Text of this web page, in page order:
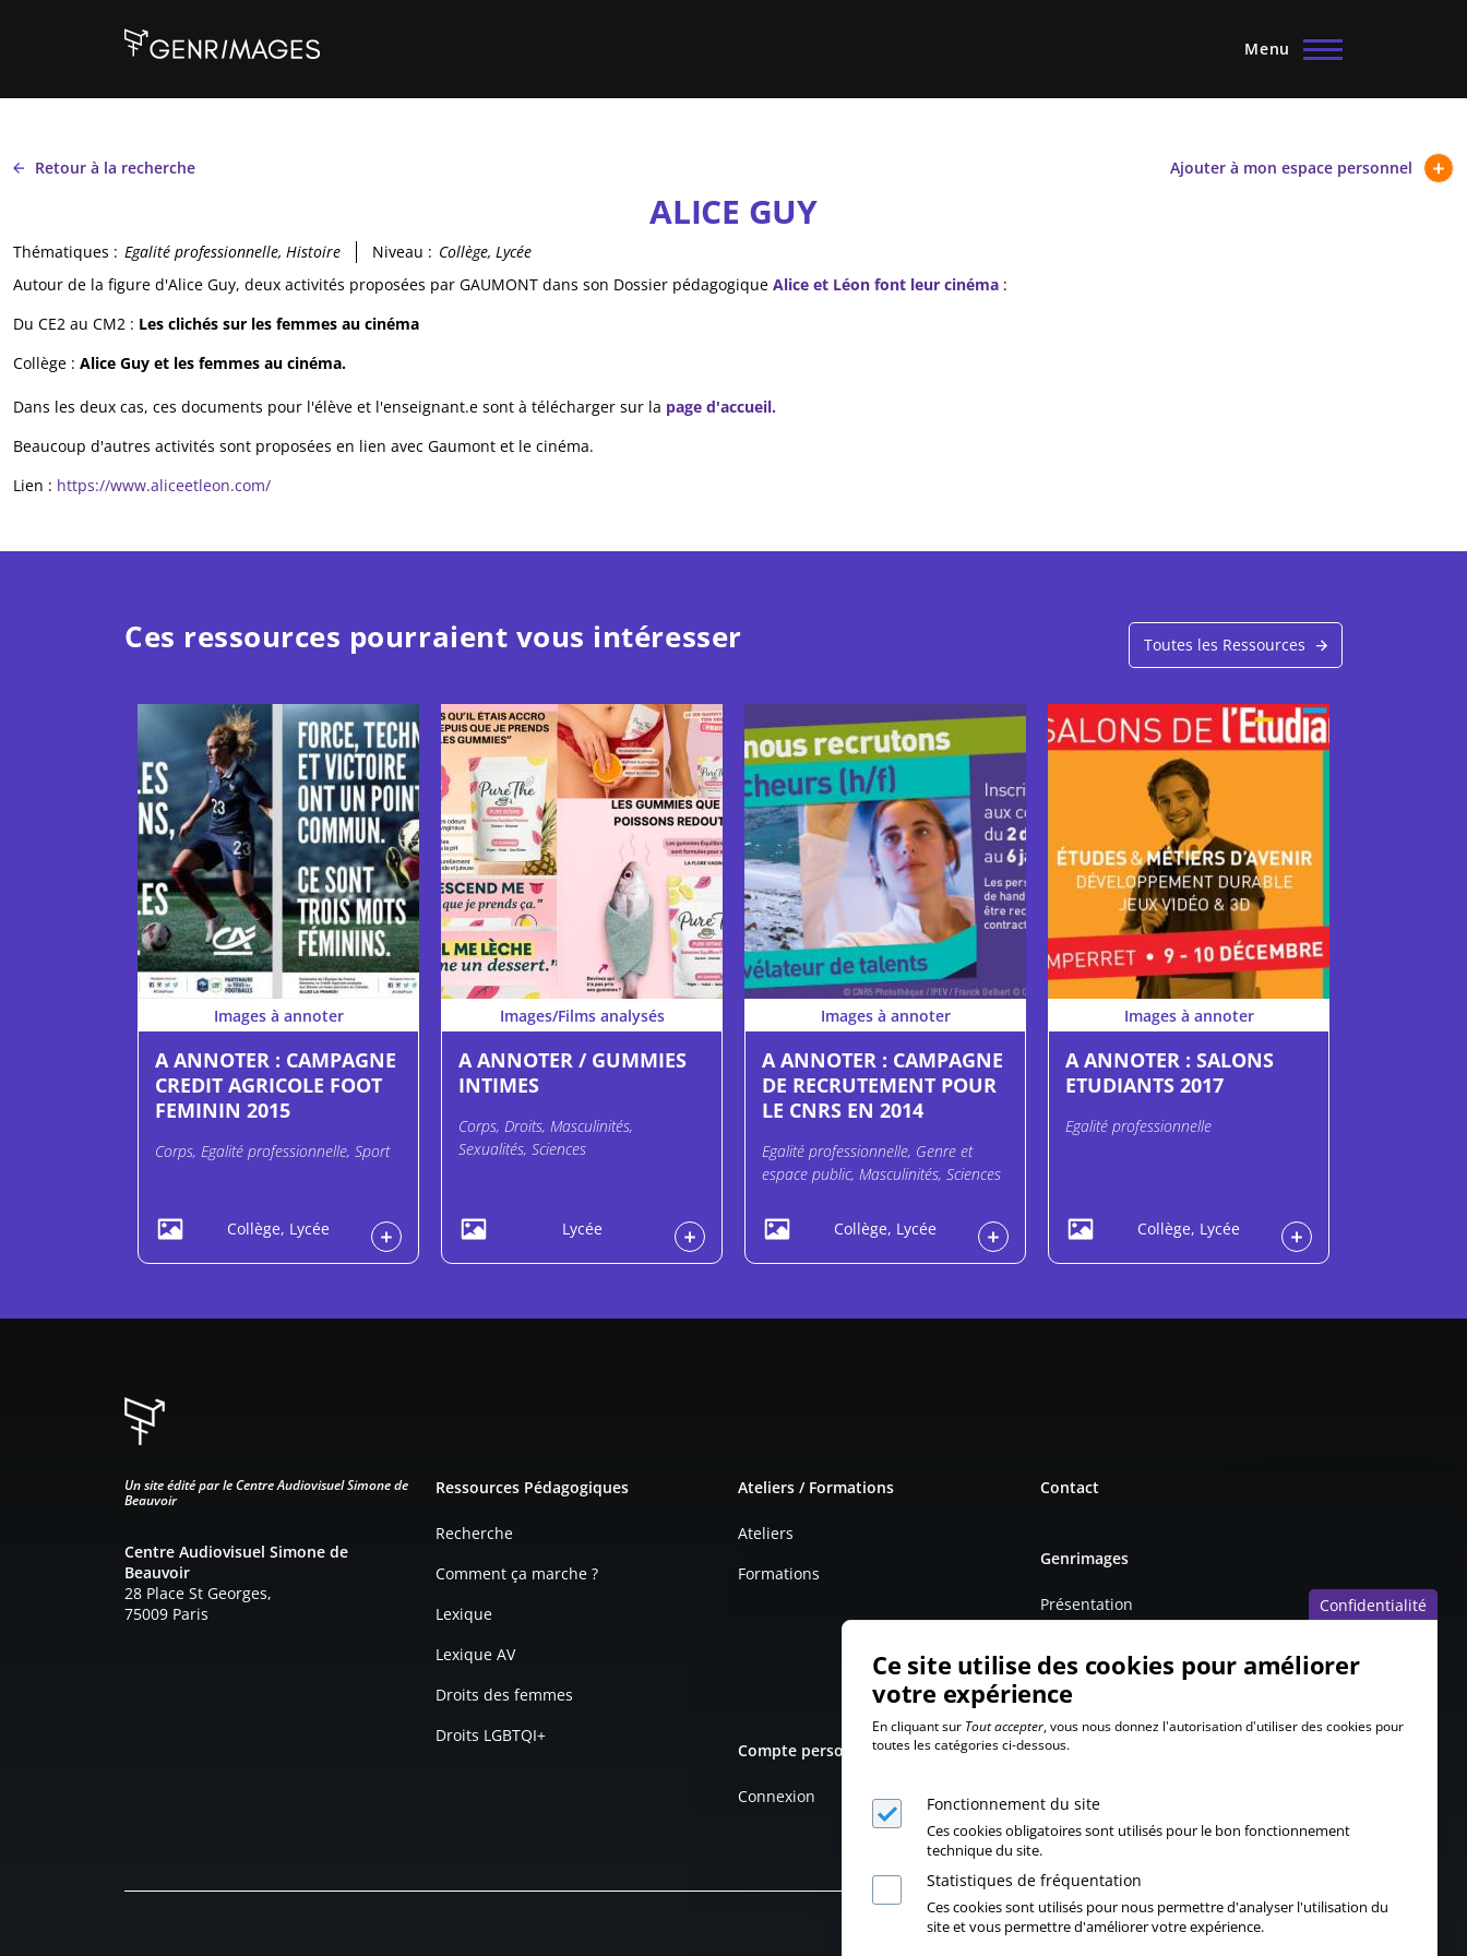
Menu
Retour à la recherche Ajouter à mon espace personnel
ALICE GUY
Thématiques : Egalité professionnelle, Histoire Niveau : Collège, Lycée
Autour de la figure d'Alice Guy, deux activités proposées par GAUMONT dans son Dossier pédagogique Alice et Léon font leur cinéma :
Du CE2 au CM2 : Les clichés sur les femmes au cinéma
Collège : Alice Guy et les femmes au cinéma.
Dans les deux cas, ces documents pour l'élève et l'enseignant.e sont à télécharger sur la page d'accueil.
Beaucoup d'autres activités sont proposées en lien avec Gaumont et le cinéma.
Lien : https://www.aliceetleon.com/
Ces ressources pourraient vous intéresser Toutes les Ressources
Images à annoter
A ANNOTER : CAMPAGNE
CREDIT AGRICOLE FOOT
FEMININ 2015
Corps, Egalité professionnelle, Sport
Collège, Lycée
Images/Films analysés
A ANNOTER / GUMMIES
INTIMES
Corps, Droits, Masculinités,
Sexualités, Sciences
Lycée
Images à annoter
A ANNOTER : CAMPAGNE
DE RECRUTEMENT POUR
LE CNRS EN 2014
Egalité professionnelle, Genre et
espace public, Masculinités, Sciences
Collège, Lycée
Images à annoter
A ANNOTER : SALONS
ETUDIANTS 2017
Egalité professionnelle
Collège, Lycée
Un site édité par le Centre Audiovisuel Simone de
Beauvoir
Centre Audiovisuel Simone de
Beauvoir
28 Place St Georges,
75009 Paris
Ressources Pédagogiques
Recherche
Comment ça marche ?
Lexique
Lexique AV
Droits des femmes
Droits LGBTQI+
Ateliers / Formations
Ateliers
Formations
Contact
Genrimages
Présentation
Mentions légales
Compte personnel
Connexion
Confidentialité
Ce site utilise des cookies pour améliorer
votre expérience
En cliquant sur Tout accepter, vous nous donnez l'autorisation d'utiliser des cookies pour
toutes les catégories ci-dessous.
Fonctionnement du site
Ces cookies obligatoires sont utilisés pour le bon fonctionnement
technique du site.
Statistiques de fréquentation
Ces cookies sont utilisés pour nous permettre d'analyser l'utilisation du
site et vous permettre d'améliorer votre expérience.